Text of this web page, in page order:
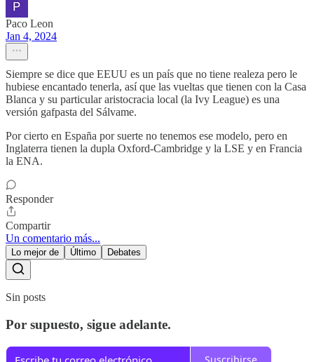
Paco Leon
Jan 4, 2024
Siempre se dice que EEUU es un país que no tiene realeza pero le
hubiese encantado tenerla, así que las vueltas que tienen con la Casa
Blanca y su particular aristocracia local (la Ivy League) es una
versión gafpasta del Sálvame.
Por cierto en España por suerte no tenemos ese modelo, pero en
Inglaterra tienen la dupla Oxford-Cambridge y la LSE y en Francia
la ENA.
Responder
Compartir
Un comentario más...
Lo mejor de Último Debates
Sin posts
Por supuesto, sigue adelante.